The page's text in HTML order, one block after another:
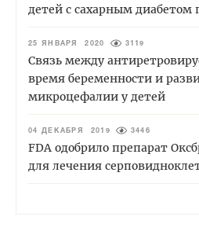
детей с сахарным диабетом
25 ЯНВАРЯ 2020 3119
Связь между
время беременности и
микроцефалии у детей
04 ДЕКАБРЯ 2019 3446
FDA одобрило препарат
для лечения